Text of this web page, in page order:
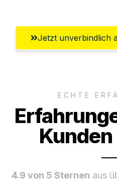
Jetzt unverbindlich
ECHTE
4.9 von 5 Sternen aus